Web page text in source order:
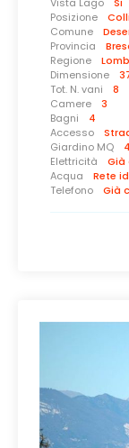
Vista Lago
Si
Posizione
Comune
Provincia
Regione
Dimensione
Tot. N. vani
8
Camere
3
Bagni
4
Accesso
Giardino MQ
Elettricità
Già
Acqua
Rete
Telefono
Già